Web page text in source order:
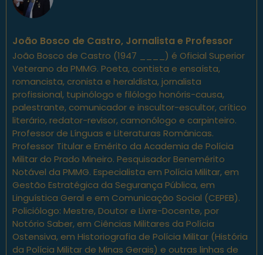
João Bosco de Castro, Jornalista e Professor
João Bosco de Castro (1947 ____) é Oficial Superior
Veterano da PMMG. Poeta, contista e ensaísta,
romancista, cronista e heraldista, jornalista
profissional, tupinólogo e filólogo honóris-causa,
palestrante, comunicador e inscultor-escultor, crítico
literário, redator-revisor, camonólogo e carpinteiro.
Professor de Línguas e Literaturas Românicas.
Professor Titular e Emérito da Academia de Polícia
Militar do Prado Mineiro. Pesquisador Benemérito
Notável da PMMG. Especialista em Polícia Militar, em
Gestão Estratégica da Segurança Pública, em
Linguística Geral e em Comunicação Social (CEPEB).
Policiólogo: Mestre, Doutor e Livre-Docente, por
Notório Saber, em Ciências Militares da Polícia
Ostensiva, em Historiografia de Polícia Militar (História
da Polícia Militar de Minas Gerais) e outras linhas de